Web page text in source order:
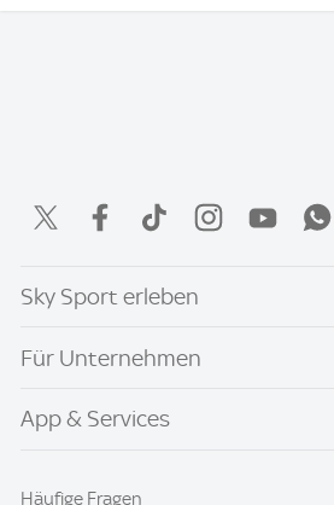
Sky Sport erleben
Für Unternehmen
App & Services
Häufige Fragen